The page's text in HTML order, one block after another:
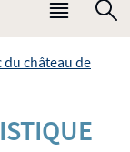
Menu
du château de